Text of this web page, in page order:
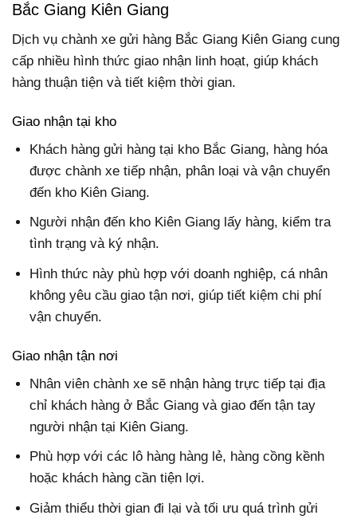
Bắc Giang Kiên Giang
Dịch vụ chành xe gửi hàng Bắc Giang Kiên Giang cung
cấp nhiều hình thức giao nhận linh hoạt, giúp khách
hàng thuận tiện và tiết kiệm thời gian.
Giao nhận tại kho
Khách hàng gửi hàng tại kho Bắc Giang, hàng hóa
được chành xe tiếp nhận, phân loại và vận chuyển
đến kho Kiên Giang.
Người nhận đến kho Kiên Giang lấy hàng, kiểm tra
tình trạng và ký nhận.
Hình thức này phù hợp với doanh nghiệp, cá nhân
không yêu cầu giao tận nơi, giúp tiết kiệm chi phí
vận chuyển.
Giao nhận tận nơi
Nhân viên chành xe sẽ nhận hàng trực tiếp tại địa
chỉ khách hàng ở Bắc Giang và giao đến tận tay
người nhận tại Kiên Giang.
Phù hợp với các lô hàng hàng lẻ, hàng cồng kềnh
hoặc khách hàng cần tiện lợi.
Giảm thiểu thời gian đi lại và tối ưu quá trình gửi